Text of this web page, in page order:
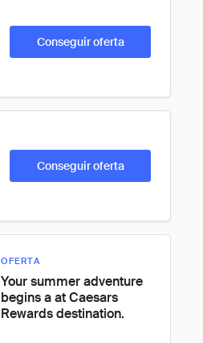
Conseguir oferta
Conseguir oferta
OFERTA
Your summer adventure
begins a at Caesars
Rewards destination.